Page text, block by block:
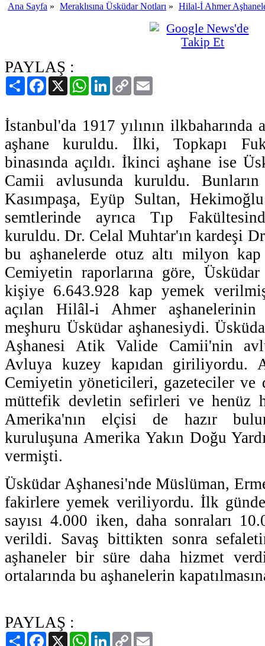
Ana Sayfa » Meraklısına Üsküdar Notları » Hilal-İ Ahmer
PAYLAŞ :
PaylaşFacebook
X WhatsAppLinkedIn
Copy
Link
İstanbul'da 1917 yılının ilkbaharında
aşhane kuruldu. İlki, Topkapı
binasında açıldı. İkinci aşhane ise
Camii avlusunda kuruldu. Bunların
Kasımpaşa, Eyüp Sultan,
semtlerinde ayrıca Tıp
kuruldu. Dr. Celal Muhtar'ın kardeşi
bu aşhanelerde otuz altı milyon kap
Cemiyetin raporlarına göre,
kişiye 6.643.928 kap yemek
açılan Hilâl-i Ahmer
meşhuru Üsküdar aşhanesiydi.
Aşhanesi Atik Valide Camii'nin
Avluya kuzey kapıdan giriliyordu.
Cemiyetin yöneticileri, gazeteciler ve
müttefik devletin sefirleri ve henüz
Amerika'nın elçisi de hazır
kuruluşuna Amerika Yakın Doğu
vermişti.
Üsküdar Aşhanesi'nde Müslüman,
fakirlere yemek veriliyordu. İlk
sayısı 4.000 iken, daha sonraları
verildi. Savaş bittikten sonra
aşhaneler bir süre daha hizmet
ortalarında bu aşhanelerin
PAYLAŞ :
PaylaşFacebook
X WhatsAppLinkedIn
Copy